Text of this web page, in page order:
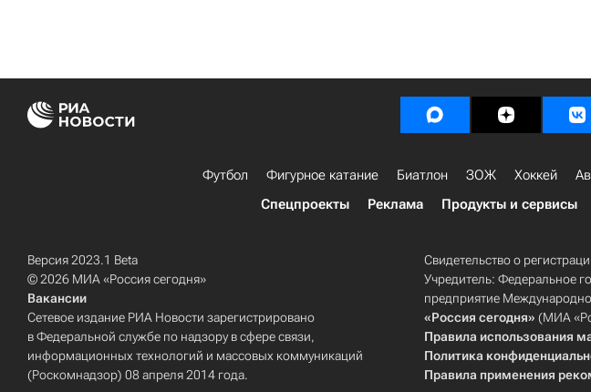
Футбол Фигурное катание Биатлон ЗОЖ Хоккей
Спецпроекты
Реклама Продукты и сервисы
Версия 2023.1 Beta
© 2026 МИА «Россия сегодня»
Вакансии
Сетевое издание РИА Новости зарегистрировано
в Федеральной службе по надзору в сфере связи,
информационных технологий и массовых коммуникаций
(Роскомнадзор) 08 апреля 2014 года.
Свидетельство о
Учредитель: Федеральное
предприятие
«Россия сегодня» (МИА
Правила использования
Политика
Правила применения